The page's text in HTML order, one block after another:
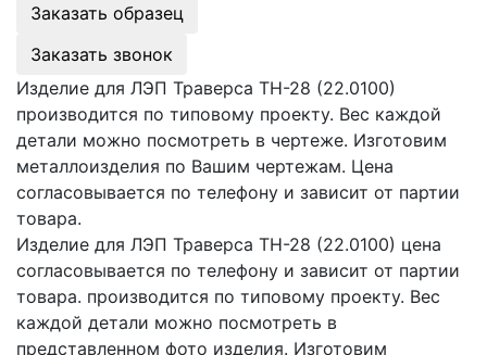
Заказать образец
Заказать звонок
Изделие для ЛЭП Траверса ТН-28 (22.0100)
производится по типовому проекту. Вес каждой
детали можно посмотреть в чертеже. Изготовим
металлоизделия по Вашим чертежам. Цена
согласовывается по телефону и зависит от партии
товара.
Изделие для ЛЭП Траверса ТН-28 (22.0100) цена
согласовывается по телефону и зависит от партии
товара. производится по типовому проекту. Вес
каждой детали можно посмотреть в
представленном фото изделия. Изготовим